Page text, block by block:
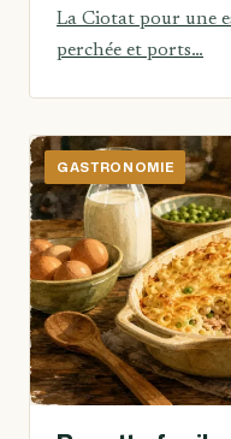
La Ciotat pour une
perchée et ports…
GASTRONOMIE